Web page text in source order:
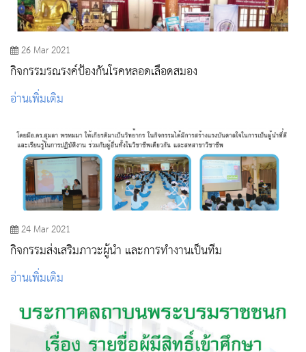
26 Mar 2021
กิจกรรมรณรงค์ป้องกันโรคหลอดเลือดสมอง
อ่านเพิ่มเติม
24 Mar 2021
กิจกรรมส่งเสริมภาวะผู้นํา และการทํางานเป็นทีม
อ่านเพิ่มเติม